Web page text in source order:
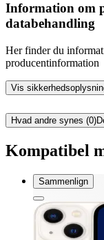
Information om
databehandling
Her finder du
producentinformation
Vis
Hvad andre synes (0)
Kompatibel
Sammenlign